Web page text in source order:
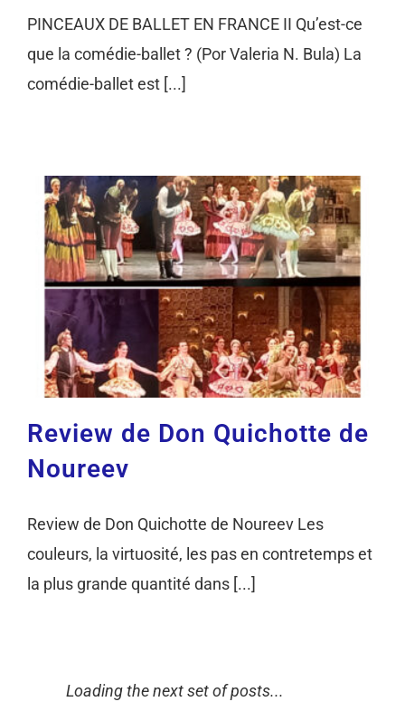
PINCEAUX DE BALLET EN FRANCE II Qu’est-ce
que la comédie-ballet ? (Por Valeria N. Bula) La
comédie-ballet est [...]
Review de Don Quichotte de
Noureev
Review de Don Quichotte de Noureev Les
couleurs, la virtuosité, les pas en contretemps et
la plus grande quantité dans [...]
Coups de pinceau du ballet